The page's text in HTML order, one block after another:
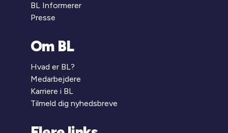
BL Informerer
Presse
Om BL
Hvad er BL?
Medarbejdere
Karriere i BL
Tilmeld dig nyhedsbreve